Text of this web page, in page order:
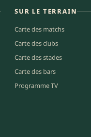
SUR LE TERRAIN
Carte des matchs
Carte des clubs
Carte des stades
Carte des bars
Programme TV